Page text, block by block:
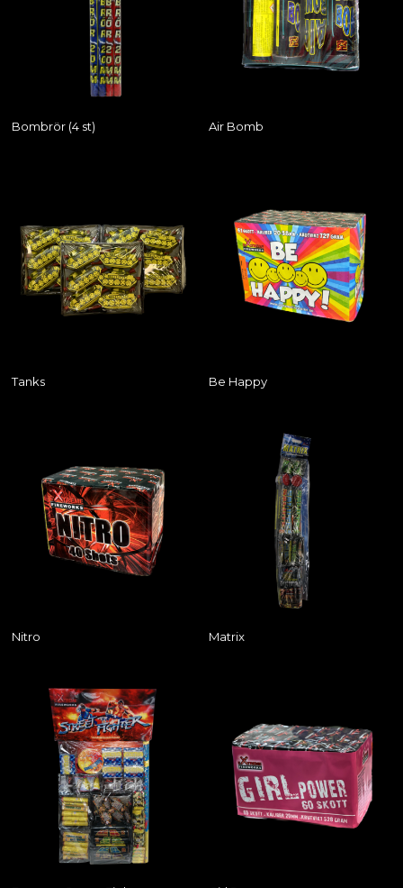
Bombrör (4 st) Air Bomb
Tanks Be Happy
Nitro Matrix